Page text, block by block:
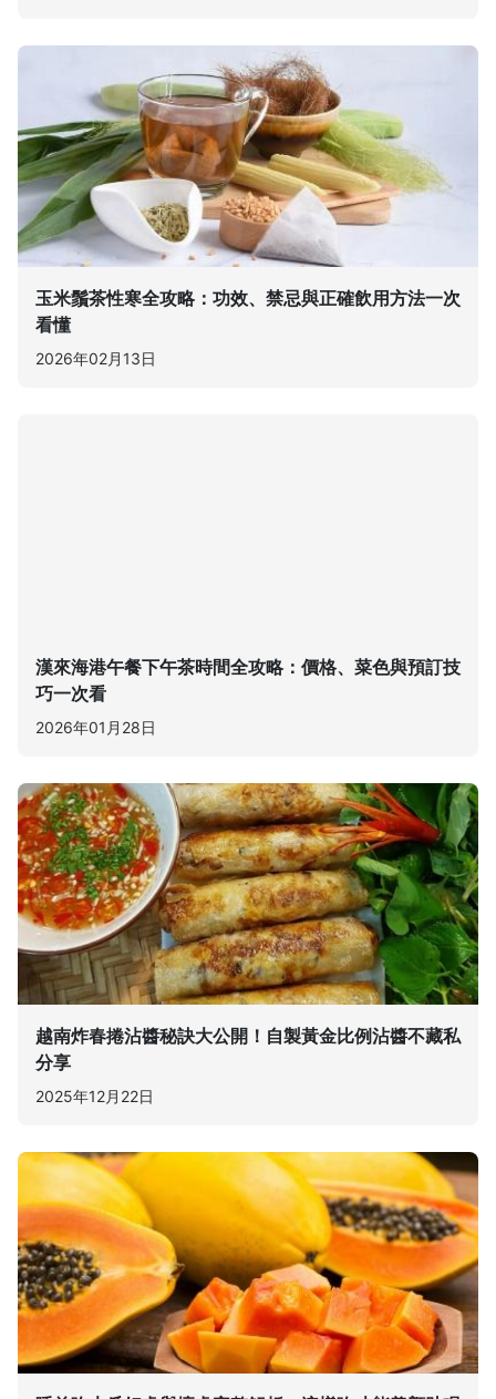
玉米鬚茶性寒全攻略：功效、禁忌與正確飲用方法一次
看懂
2026年02月13日
漢來海港午餐下午茶時間全攻略：價格、菜色與預訂技
巧一次看
2026年01月28日
越南炸春捲沾醬秘訣大公開！自製黃金比例沾醬不藏私
分享
2025年12月22日